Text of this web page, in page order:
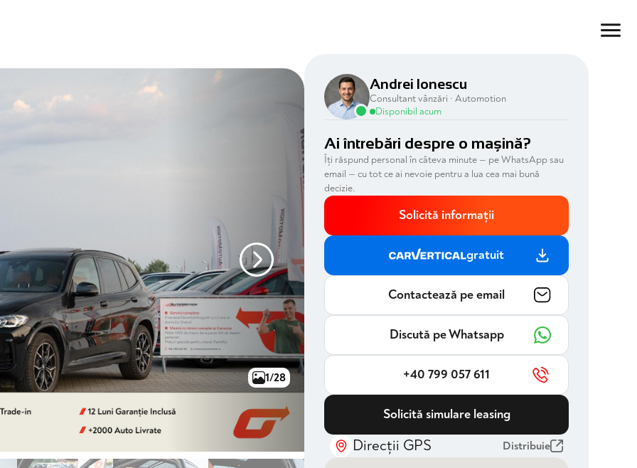
1/28
Andrei Ionescu
Consultant vânzări · Automotion
Disponibil acum
Ai întrebări despre o mașină?
Îți răspund personal în câteva minute — pe WhatsApp sau
email — cu tot ce ai nevoie pentru a lua cea mai bună
decizie.
Solicită informații
gratuit
Contactează pe email
Discută pe Whatsapp
+40 799 057 611
Solicită simulare leasing
Direcții GPS Distribuie